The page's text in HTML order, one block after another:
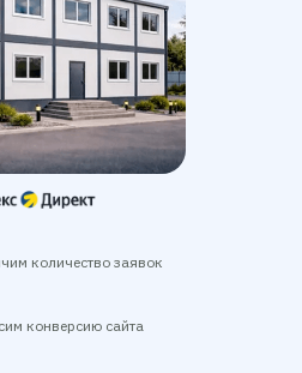
конверсию сайта
количество заявок